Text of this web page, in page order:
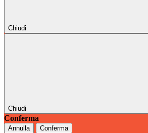
Chiudi
Chiudi
Conferma
Annulla Conferma